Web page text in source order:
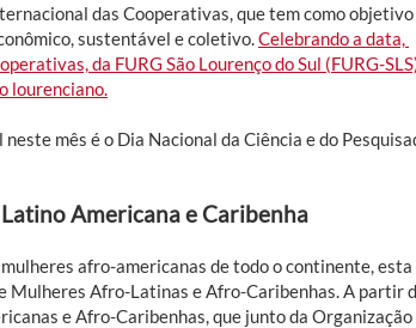
das Cooperativas, que tem como objetivo
sustentável e coletivo. Celebrando a data,
da FURG São Lourenço do Sul (FURG-
lourenciano.
mês é o Dia Nacional da Ciência e do
Americana e Caribenha
afro-americanas de todo o continente,
Mulheres Afro-Latinas e Afro-Caribenhas. A partir
e Afro-Caribenhas, que junto da Organização